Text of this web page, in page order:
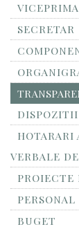
SECRETAR
VERBALE
PROIECTE
BUGET